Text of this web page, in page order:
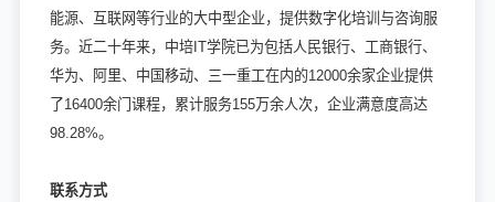
能源、互联网等行业的大中型企业，提供数字化培训与咨询服
务。近二十年来，中培IT学院已为包括人民银行、工商银行、
华为、阿里、中国移动、三一重工在内的12000余家企业提供
了16400余门课程，累计服务155万余人次，企业满意度高达
98.28%。
联系方式